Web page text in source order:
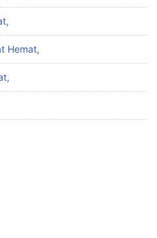
Hemat,